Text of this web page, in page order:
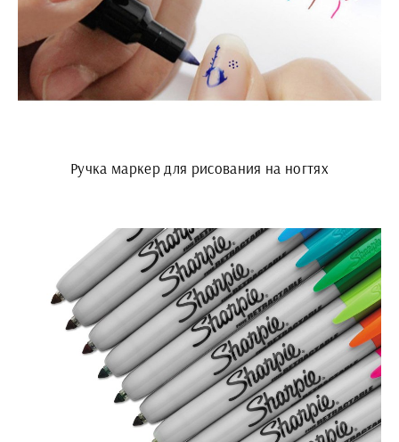
Ручка маркер для рисования на ногтях